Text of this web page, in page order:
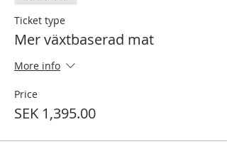
Ticket type
Mer växtbaserad mat
More info
Price
SEK 1,395.00